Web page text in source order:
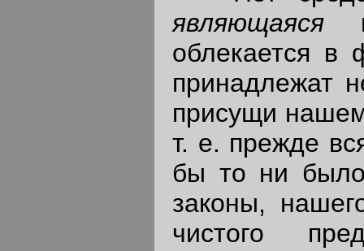
являющаяся
облекается в
принадлежат
присущи
т. е. прежде
бы то ни
законы,
чистого